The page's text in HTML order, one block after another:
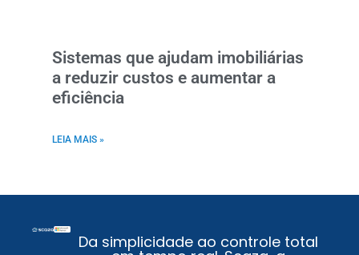
Sistemas que ajudam imobiliárias
a reduzir custos e aumentar a
eficiência
LEIA MAIS »
Da simplicidade ao controle total